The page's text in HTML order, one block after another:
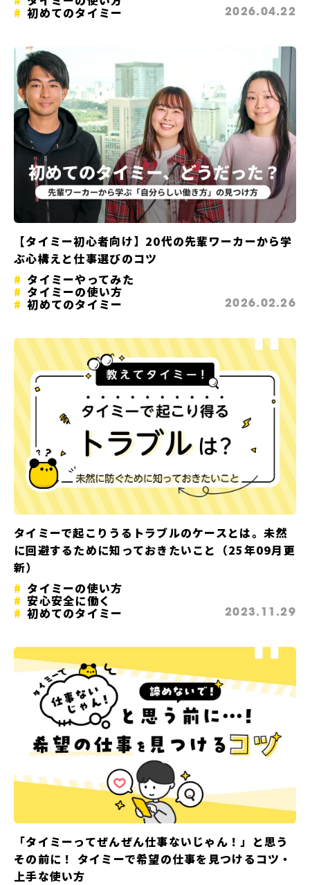
初めてのタイミー 2026.04.22
【タイミー初心者向け】20代の先輩ワーカーから学
ぶ心構えと仕事選びのコツ
タイミーやってみた
タイミーの使い方
初めてのタイミー 2026.02.26
タイミーで起こりうるトラブルのケースとは。未然
に回避するために知っておきたいこと（25年09月更
新）
タイミーの使い方
安心安全に働く
初めてのタイミー 2023.11.29
「タイミーってぜんぜん仕事ないじゃん！」と思う
その前に！ タイミーで希望の仕事を見つけるコツ・
上手な使い方